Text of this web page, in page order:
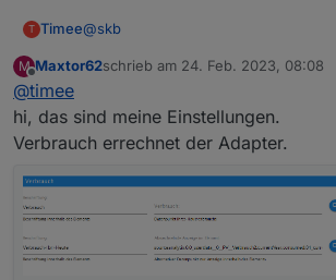
T Timee@skb
Ich habe die Verbrauchsberechnung
Ergebnis:
M
Offline
Maxtor62schrieb am 24. Feb. 2023, 08:08
zuletzt editiert von
@timee
hi, das sind meine Einstellungen.
Verbrauch errechnet der Adapter.